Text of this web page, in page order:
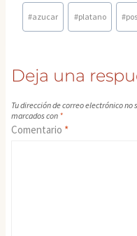
Etiquetas
de
entrada:
#azucar #platano #
Deja una
Tu dirección de correo electrónico no
marcados con *
Comentario *